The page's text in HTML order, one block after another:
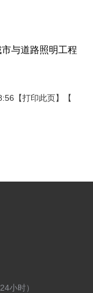
与道路照明工程
【打印此页】【
小时）